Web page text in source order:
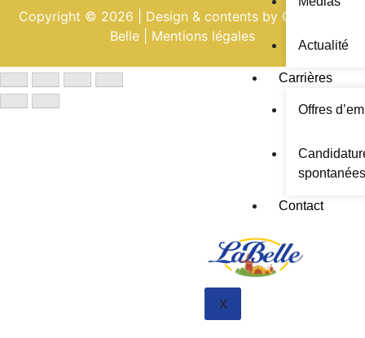
Actualité
Carrières
Offres
spontanées
Contact
X
Copyright © 2026 | Design & contents by Groupe La
Belle | Mentions légales